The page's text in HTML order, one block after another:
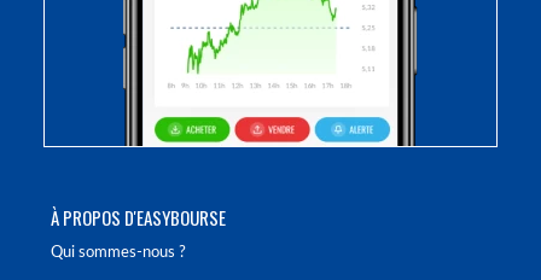
À PROPOS D'EASYBOURSE
Qui sommes-nous ?